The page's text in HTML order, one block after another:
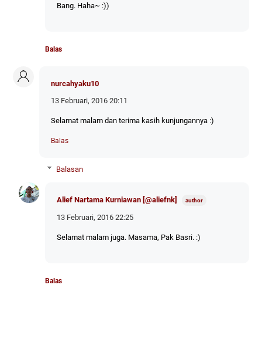
Bang. Haha~ :))
Balas
nurcahyaku10
13 Februari, 2016 20:11
Selamat malam dan terima kasih kunjungannya :)
Balas
Balasan
Alief Nartama Kurniawan [@aliefnk]
13 Februari, 2016 22:25
Selamat malam juga. Masama, Pak Basri. :)
Balas